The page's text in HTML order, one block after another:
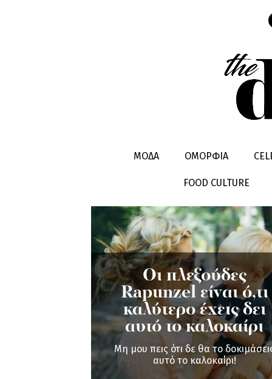
ΜΟΔΑ ΟΜΟΡΦΙΑ
FOOD CULTURE
NAOMI
Οι πλεξούδες
Rapunzel είναι ό,τι
καλύτερο έχεις δει
αυτό το καλοκαίρι
Μη μου πεις ότι δε θα το
αυτό το καλοκαίρι!